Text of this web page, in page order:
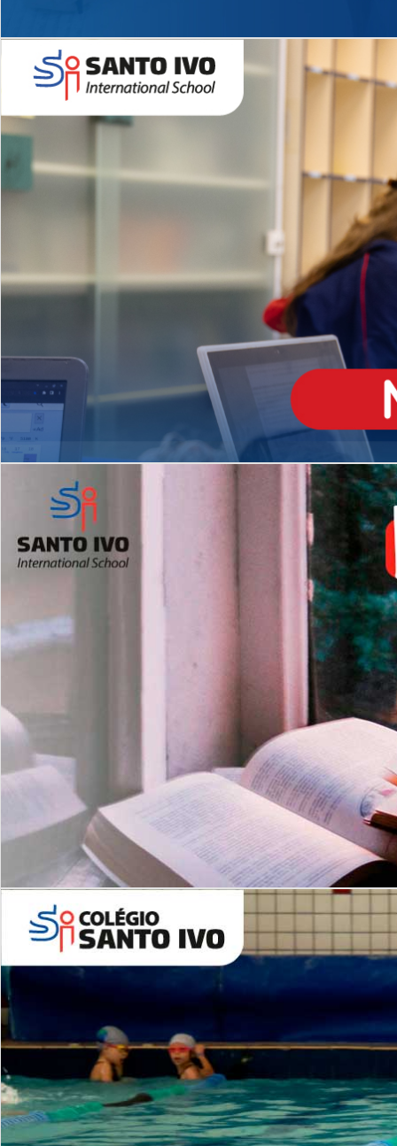
Novidades 2026 High School
Matrículas Abertas 2026
Leituras Literárias
EDUCAÇÃO INFANTIL
Inglês todos os dias
MÉDIO
igh School
Dupla Diplomação
2º AO 5º ANO FUNDAMENTAL
es
Com imersão Bilingue - Anos
Finais
6º AO 9º ANO FUNDAMENTAL
Inglês: Turmas Reduzidas
(Proficiência)
ALUNOS NOVOS
Entre em Contato